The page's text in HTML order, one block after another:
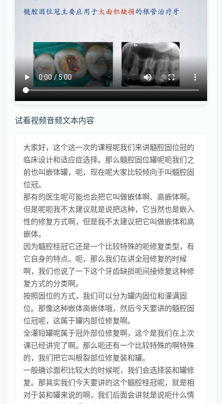
试看视频音频文本内容
大家好，这个这一次的课程呢我们来讲髓腔固位冠的
临床设计和适应症选择。那么髓腔固位罐呢呃我们之
前也叫嵌体罐，呃，现在呢大家比较倾向于叫髓腔固
位冠。
那有的医生呢可能也会把它叫做嵌体啊、高嵌体啊。
但是呢呃我不太建议就是说把这种，它当然也是嵌入
性的修复方式啊，但是我不太建议把它叫做嵌体和高
嵌体。
因为髓腔桂冠它还是一个比较特殊的呃修复类型，有
它自身的特点。呃，那么我们在讲全冠修复的时候
啊，我们也说了一下这个牙齿缺损呃间接修复这种修
复方式的分类啊。
按照固位的方式，我们可以分为罐内固位和灌满固
位。那像这种嵌体高嵌体哦，然后今天要讲的髓腔固
位冠呢，这属于罐内部位修复啊。
全灌短罐呢属于冠外部位修复啊，这个是我们在上次
课已经讲完了啊。那么呃还有一个比较特殊的啊特殊
的，我们把它叫根裂部位修复装和罐。
一般确诊面积比较大的时候呢，我们会选择装和罐修
复。那其实我们今天要讲的这个髓腔桂冠呢，就是相
对于装和罐来说的啊，我们后面会讲就是说呃什么情